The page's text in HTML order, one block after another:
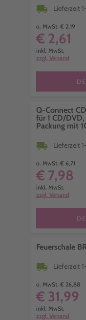
local_shipping Lieferzeit
o. MwSt. € 2,19
€ 2,61
inkl. MwSt.
zzgl. Versand
Q-Connect
für 1 CD/
Packung mit
local_shipping Lieferzeit
o. MwSt. € 6,71
€ 7,98
inkl. MwSt.
zzgl. Versand
Feuerschale
local_shipping Lieferzeit
o. MwSt. € 26,88
€ 31,99
inkl. MwSt.
zzgl. Versand